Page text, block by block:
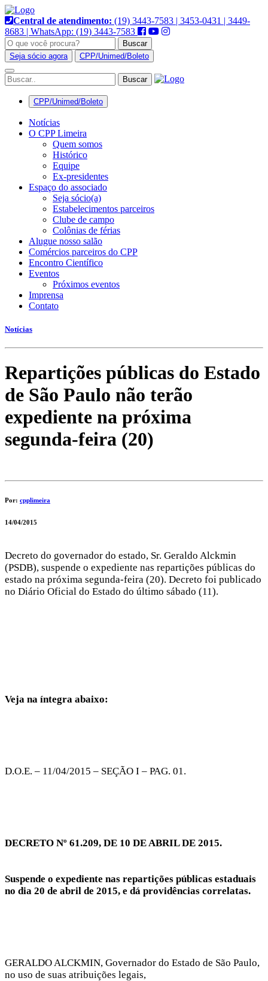
Pular
para
o
conteúdo
Central de atendimento: (19) 3443-7583 | 3453-0431 | 3449-
8683 | WhatsApp: (19) 3443-7583
Buscar
Seja sócio agora
CPP/Unimed/Boleto
Alternar
navegação
CPP/Unimed/Boleto
Notícias
O CPP Limeira
Quem somos
Histórico
Equipe
Ex-presidentes
Espaço do associado
Seja sócio(a)
Estabelecimentos parceiros
Clube de campo
Colônias de férias
Alugue nosso salão
Comércios parceiros do CPP
Encontro Científico
Eventos
Próximos eventos
Imprensa
Contato
Notícias
Repartições públicas do Estado
de São Paulo não terão
expediente na próxima
segunda-feira (20)
Por: cpplimeira
14/04/2015
Decreto do governador do estado, Sr. Geraldo Alckmin
(PSDB), suspende o expediente nas repartições públicas do
estado na próxima segunda-feira (20). Decreto foi publicado
no Diário Oficial do Estado do último sábado (11).
Veja na íntegra abaixo:
D.O.E. – 11/04/2015 – SEÇÃO I – PAG. 01.
DECRETO Nº 61.209, DE 10 DE ABRIL DE 2015.
Suspende o expediente nas repartições públicas estaduais
no dia 20 de abril de 2015, e dá providências correlatas.
GERALDO ALCKMIN, Governador do Estado de São Paulo,
no uso de suas atribuições legais,